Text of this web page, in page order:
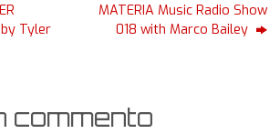
Tyler
MATERIA Music Radio Show
018 with Marco Bailey
commento